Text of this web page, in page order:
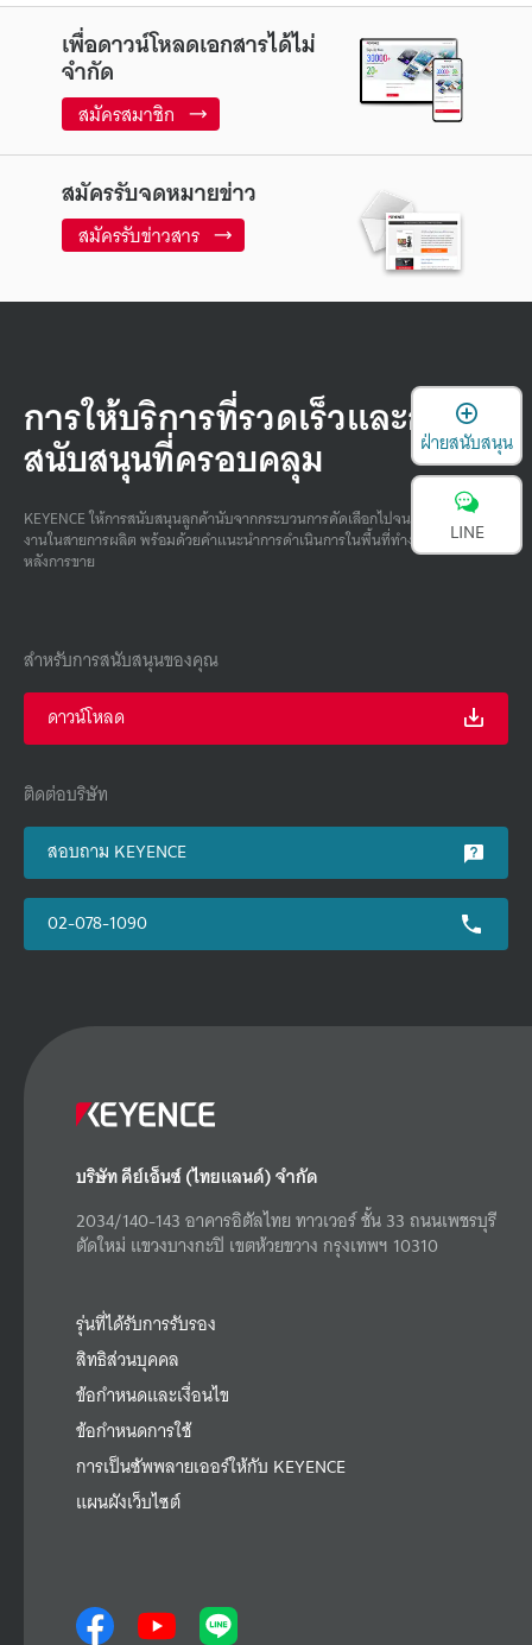
เพื่อดาวน์โหลดเอกสารได้ไม่
จำกัด
สมัครสมาชิก
สมัครรับจดหมายข่าว
สมัครรับข่าวสาร
การให้บริการที่รวดเร็วและการ
สนับสนุนที่ครอบคลุม
KEYENCE ให้การสนับสนุนลูกค้านับจากกระบวนการคัดเลือกไปจนถึงการปฏิบัติ
งานในสายการผลิต พร้อมด้วยคําแนะนําการดําเนินการในพื้นที่ทํางานและบริการ
หลังการขาย
สำหรับการสนับสนุนของคุณ
ดาวน์โหลด
ติดต่อบริษัท
สอบถาม KEYENCE
02-078-1090
บริษัท คีย์เอ็นซ์ (ไทยแลนด์) จำกัด
2034/140-143 อาคารอิตัลไทย ทาวเวอร์ ชั้น 33 ถนนเพชรบุรี
ตัดใหม่ แขวงบางกะปิ เขตห้วยขวาง กรุงเทพฯ 10310
รุ่นที่ได้รับการรับรอง
สิทธิส่วนบุคคล
ข้อกำหนดและเงื่อนไข
ข้อกำหนดการใช้
การเป็นซัพพลายเออร์ให้กับ KEYENCE
แผนผังเว็บไซต์
ฝ่ายสนับสนุน
LINE